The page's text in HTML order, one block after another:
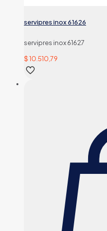
servipres inox 61626
servipres inox 61627
$10.510,79